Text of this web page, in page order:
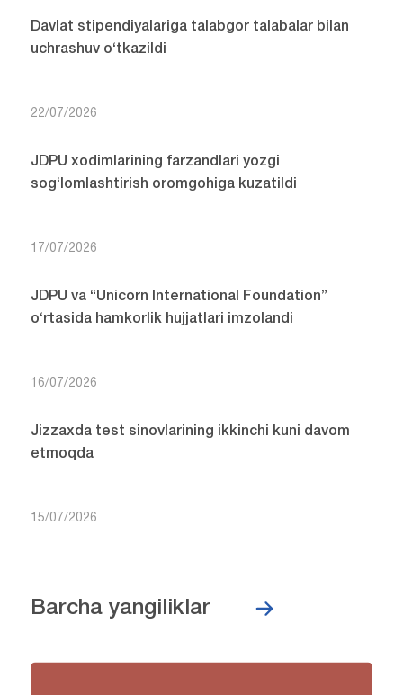
Davlat stipendiyalariga talabgor talabalar bilan
uchrashuv o‘tkazildi
22/07/2026
JDPU xodimlarining farzandlari yozgi
sog‘lomlashtirish oromgohiga kuzatildi
17/07/2026
JDPU va “Unicorn International Foundation”
o‘rtasida hamkorlik hujjatlari imzolandi
16/07/2026
Jizzaxda test sinovlarining ikkinchi kuni davom
etmoqda
15/07/2026
Barcha yangiliklar